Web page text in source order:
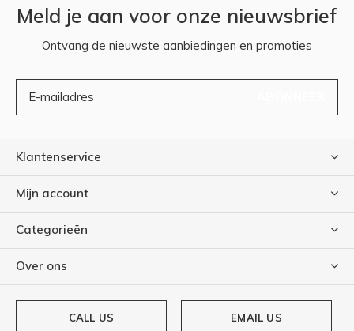
Meld je aan voor onze nieuwsbrief
Ontvang de nieuwste aanbiedingen en promoties
Klantenservice
Mijn account
Categorieën
Over ons
CALL US EMAIL US